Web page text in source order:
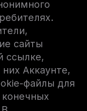
сайты
ссылке,
Аккаунте,
файлы для